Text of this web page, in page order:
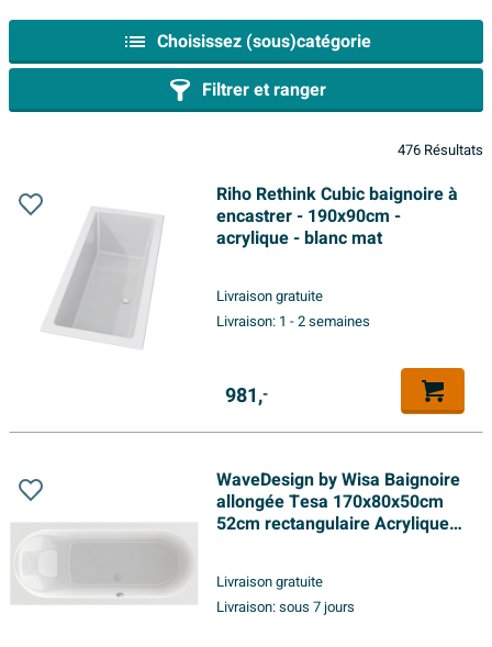
Choisissez (sous)catégorie
Filtrer et ranger
476 Résultats
Riho Rethink Cubic baignoire à
encastrer - 190x90cm -
acrylique - blanc mat
Livraison gratuite
Livraison: 1 - 2 semaines
981,-
WaveDesign by Wisa Baignoire
allongée Tesa 170x80x50cm
52cm rectangulaire Acrylique
Livraison gratuite
Livraison:sous 7 jours